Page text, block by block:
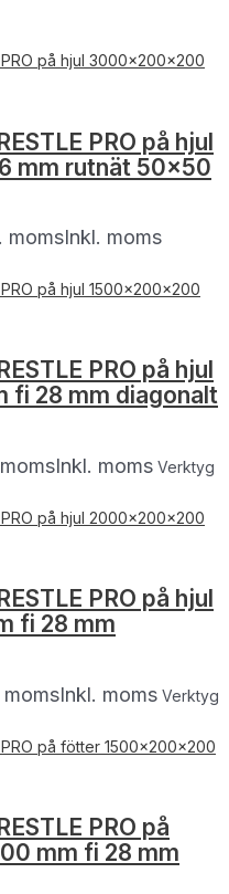
PRO på hjul
mm rutnät 50×50
momsInkl. moms
PRO på hjul
fi 28 mm diagonalt
Inkl. moms Verktyg
PRO på hjul
fi 28 mm
momsInkl. moms Verktyg
PRO på
mm fi 28 mm